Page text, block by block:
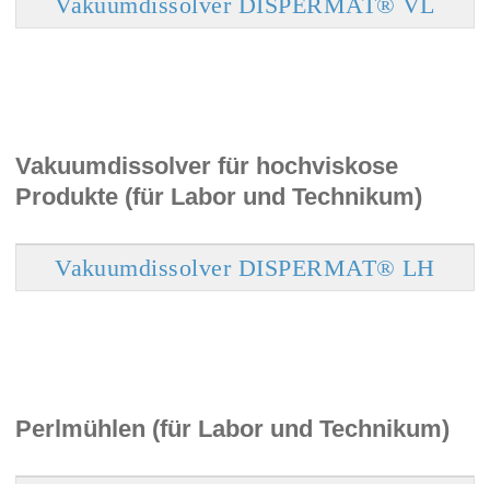
Vakuumdissolver für hochviskose
Produkte (für Labor und Technikum)
Vakuumdissolver DISPERMAT® LH
Perlmühlen (für Labor und Technikum)